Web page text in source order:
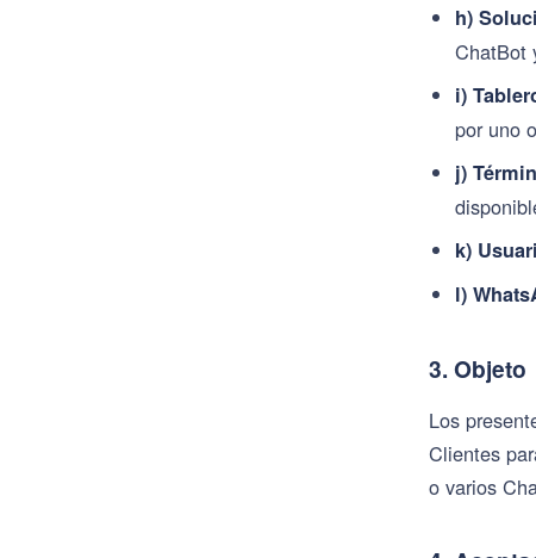
h)
ChatBot
i)
por uno
j)
k)
l)
3. Objeto
Los
Clientes
o varios